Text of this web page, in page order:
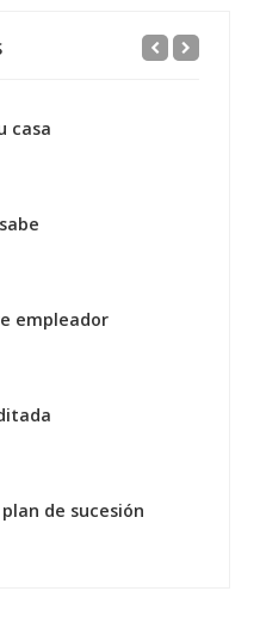
casa
empleador
de sucesión